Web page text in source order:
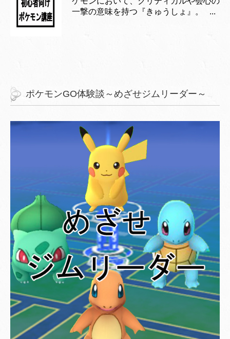
一撃の意味を持つ『きゅうしょ』。 ...
ポケモンGO体験談～めざせジムリーダー～